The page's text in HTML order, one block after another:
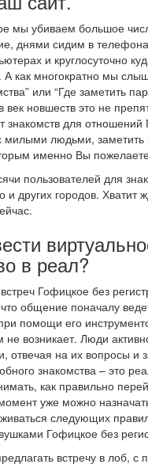
мы убиваем большое
днями сидим в
и круглосуточно
как многократно мы
или “Где заметить
новшеств это не
знакомств для
милыми людьми,
именно Вы
пользователей для
и других городов. Хватит
в реал?
Гофицкое без
общение поначалу
помощи его
не возникает. Люди
отвечая на их вопросы и
знакомства – это
как правильно
уже можно
следующих
Гофицкое без
встречу в лоб,